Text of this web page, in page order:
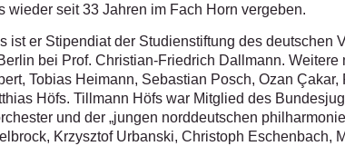
wieder seit 33 Jahren im Fach Horn vergeben.
ist er Stipendiat der Studienstiftung des deutschen
bei Prof. Christian-Friedrich Dallmann.
Tobias Heimann, Sebastian Posch, Ozan
Höfs. Tillmann Höfs war Mitglied des
und der „jungen norddeutschen
Krzysztof Urbanski, Christoph Eschenbach,